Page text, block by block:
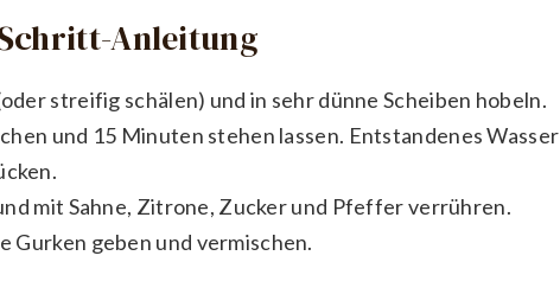
Anleitung
streifig schälen) und in sehr dünne Scheiben hobeln.
und 15 Minuten stehen lassen. Entstandenes Wasser
mit Sahne, Zitrone, Zucker und Pfeffer verrühren.
Gurken geben und vermischen.